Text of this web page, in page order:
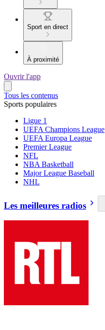
Sport en direct
À proximité
Ouvrir l'app
Tous les contenus
Sports populaires
Ligue 1
UEFA Champions League
UEFA Europa League
Premier League
NFL
NBA Basketball
Major League Baseball
NHL
Les meilleures radios